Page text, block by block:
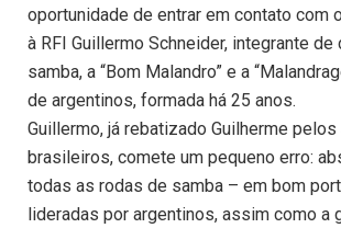
oportunidade de entrar em contato com
à RFI Guillermo Schneider, integrante de
samba, a “Bom Malandro” e a
de argentinos, formada há 25 anos.
Guillermo, já rebatizado Guilherme
brasileiros, comete um pequeno erro:
todas as rodas de samba – em bom
lideradas por argentinos, assim como a